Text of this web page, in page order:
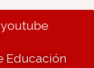
Educación